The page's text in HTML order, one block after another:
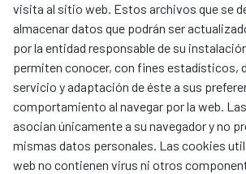
visita al sitio web. Estos archivos que se
almacenar datos que podrán ser
por la entidad responsable de su
permiten conocer, con fines estadísticos,
servicio y adaptación de éste a sus
comportamiento al navegar por la web.
asocian únicamente a su navegador y no
mismas datos personales. Las cookies
web no contienen virus ni otros